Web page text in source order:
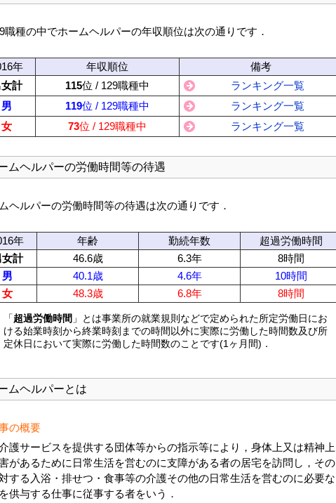
職種の中でホームヘルパーの年収順位は次の通りです．
年 年収順位
備考
計
115位 / 129職種中
ランキング一覧
男
119位 / 129職種中
ランキング一覧
女
73位 / 129職種中 ランキング一覧
ムヘルパーの労働時間等の待遇
ヘルパーの労働時間等の待遇は次の通りです．
年 年齢 勤続年数
超過労働時間
計
46.6歳 6.3年
8時間
男
40.1歳 4.6年
10時間
女
48.3歳 6.8年 8時間
「超過労働時間 」とは事業所の就業規則などで定められた所定労働日にお
ける始業時刻から終業時刻までの時間以外に実際に労働した時間数及び所
定休日において実際に労働した時間数のことです(1ヶ月間)．
ムヘルパーとは
の概要
護サービスを提供する団体等からの指示等により，身体上又は精神上
があるために日常生活を営むのに支障がある者の居宅を訪問し，その
する入浴・排せつ・食事等の介護その他の日常生活を営むのに必要な
供与する仕事に従事する者をいう．